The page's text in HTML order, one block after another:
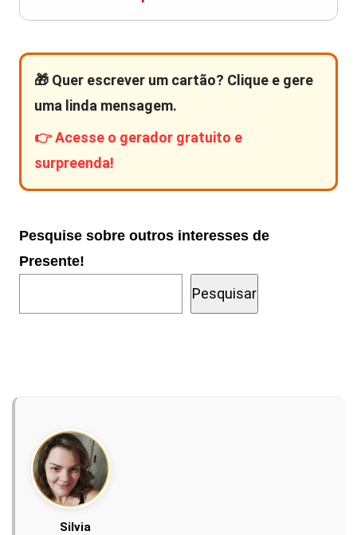
🎁 Quer escrever um cartão? Clique e gere
uma linda mensagem.
👉 Acesse o gerador gratuito e
surpreenda!
Pesquise sobre outros interesses de
Presente!
Pesquisar
Silvia